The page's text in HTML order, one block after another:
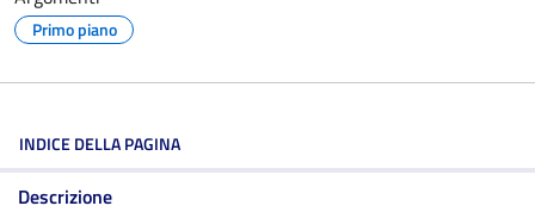
Primo piano
INDICE DELLA PAGINA
Descrizione